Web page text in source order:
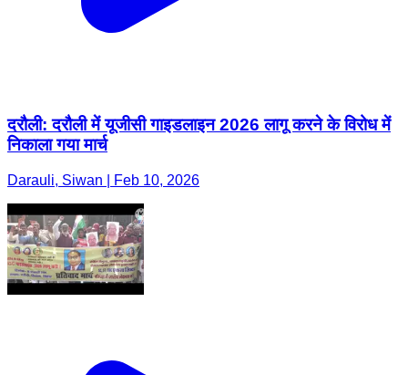
दरौली: दरौली में यूजीसी गाइडलाइन 2026 लागू करने के विरोध में
निकाला गया मार्च
Darauli, Siwan | Feb 10, 2026